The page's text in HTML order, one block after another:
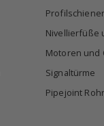
Nivellierfüße
Motoren und
Signaltürme
Pipejoint